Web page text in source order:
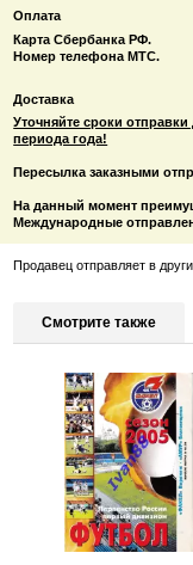
Оплата
Карта Сбербанка РФ.
Номер телефона МТС.
Доставка
Уточняйте сроки отправки
периода года!
Пересылка заказными
На данный момент
Международные
Продавец отправляет в
Смотрите также